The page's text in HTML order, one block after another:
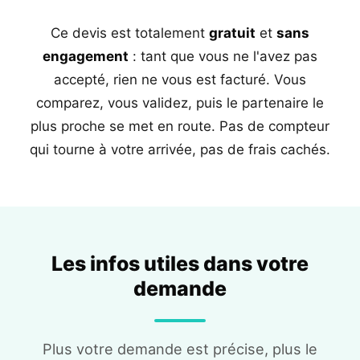
Ce devis est totalement gratuit et sans
engagement : tant que vous ne l'avez pas
accepté, rien ne vous est facturé. Vous
comparez, vous validez, puis le partenaire le
plus proche se met en route. Pas de compteur
qui tourne à votre arrivée, pas de frais cachés.
Les infos utiles dans votre
demande
Plus votre demande est précise, plus le